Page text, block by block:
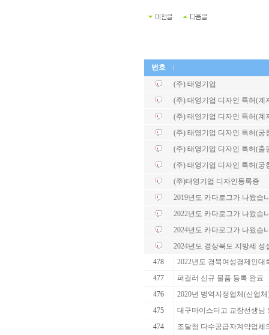
번호
(주) 태영기업
(주) 태영기업 디자인 특허(계
(주) 태영기업 디자인 특허(계
(주) 태영기업 디자인 특허(궁
(주) 태영기업 디자인 특허(출
(주) 태영기업 디자인 특허(궁
(주)태영기업 디자인등록증
2019년도 카다로그가 나왔습
2022년도 카다로그가 나왔습
2024년도 카다로그가 나왔습
2024년도 경상북도 지방세
478
2022년도 경북여성경제인대
477
퍼걸러 신규 물품 등록 완료
476
2020년 병역지정업체(산업
475
대구마이스터고 교장선생님
474
조달청 다수공급자계약업체